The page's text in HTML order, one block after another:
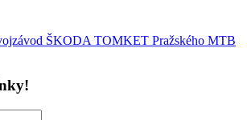
ŠKODA TOMKET Pražského MTB